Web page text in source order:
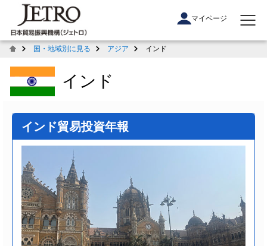
マイページ
国・地域別に見る アジア インド
インド
インド貿易投資年報